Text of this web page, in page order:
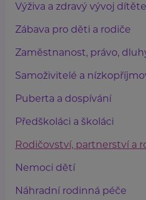
Výživa a zdravý vývoj dítěte
Zábava pro děti a rodiče
Zaměstnanost, právo,
Samoživitelé a
Puberta a dospívání
Předškoláci a školáci
Rodičovství, partnerství a
Nemoci dětí
Náhradní rodinná péče